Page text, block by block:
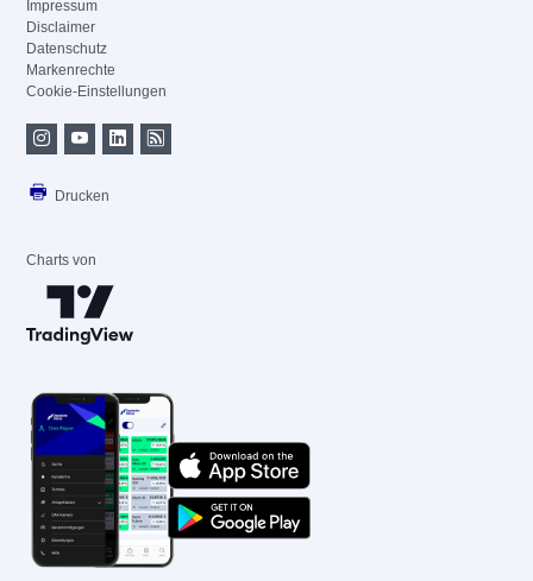
Impressum
Disclaimer
Datenschutz
Markenrechte
Cookie-Einstellungen
Drucken
Charts von